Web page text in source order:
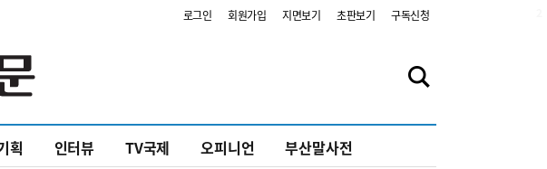
로그인 회원가입 지면보기 초판보기 구독신청
획 인터뷰 TV국제 오피니언 부산말사전